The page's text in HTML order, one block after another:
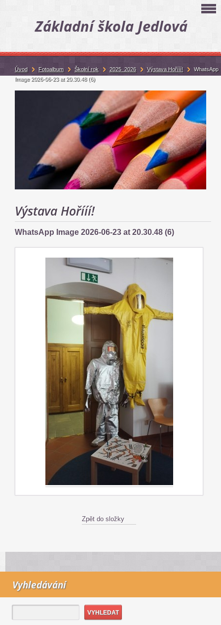
Základní škola Jedlová
Výstava Hořííí!
WhatsApp Image 2026-06-23 at 20.30.48 (6)
Zpět do složky
Vyhledávání
Úvod Fotoalbum Školní rok 2025_2026 Výstava Hořííí!
WhatsApp
Image 2026-06-23 at 20.30.48 (6)